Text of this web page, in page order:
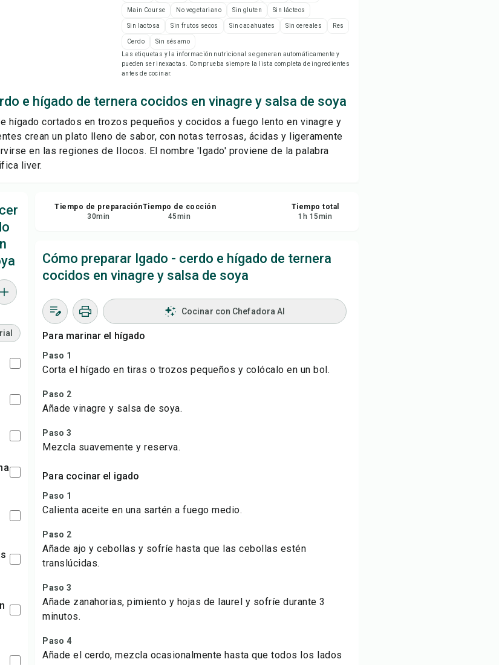
Guardar
Main Course No vegetariano Sin gluten Sin lácteos
Sin lactosa Sin frutos secos Sin cacahuates Sin cereales Res
Cerdo
Sin sésamo
Las etiquetas y la información nutricional se generan automáticamente y
pueden ser inexactas. Comprueba siempre la lista completa de ingredientes
antes de cocinar.
e hígado de ternera cocidos en vinagre y salsa de soya
hígado cortados en trozos pequeños y cocidos a fuego lento en vinagre y
crean un plato lleno de sabor, con notas terrosas, ácidas y ligeramente
en las regiones de Ilocos. El nombre 'Igado' proviene de la palabra
liver.
Tiempo de preparación
30min
Tiempo de cocción
45min
Tiempo total
1 h 15min
Cómo preparar Igado - cerdo e hígado de ternera
cocidos en vinagre y salsa de soya
Cocinar con Chefadora AI
Para marinar el hígado
Paso 1
Corta el hígado en tiras o trozos pequeños y colócalo en un bol.
Paso 2
Añade vinagre y salsa de soya.
Paso 3
Mezcla suavemente y reserva.
Para cocinar el igado
Paso 1
Calienta aceite en una sartén a fuego medio.
Paso 2
Añade ajo y cebollas y sofríe hasta que las cebollas estén
translúcidas.
Paso 3
Añade zanahorias, pimiento y hojas de laurel y sofríe durante 3
minutos.
Paso 4
Añade el cerdo, mezcla ocasionalmente hasta que todos los lados